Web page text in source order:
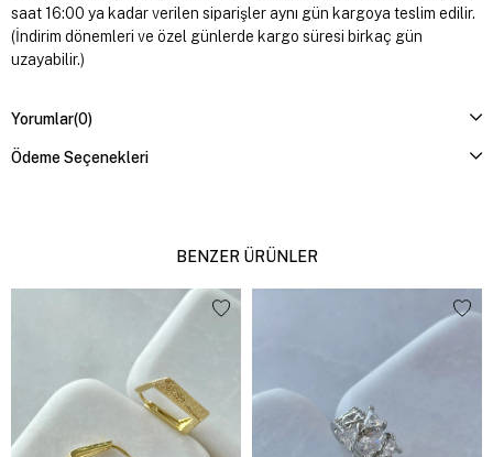
saat 16:00 ya kadar verilen siparişler aynı gün kargoya teslim edilir.
(İndirim dönemleri ve özel günlerde kargo süresi birkaç gün
uzayabilir.)
Yorumlar(0)
Ödeme Seçenekleri
BENZER ÜRÜNLER